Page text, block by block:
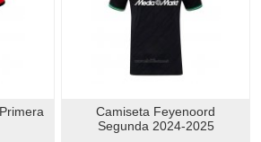
Camiseta Feyenoord
Segunda 2024-2025